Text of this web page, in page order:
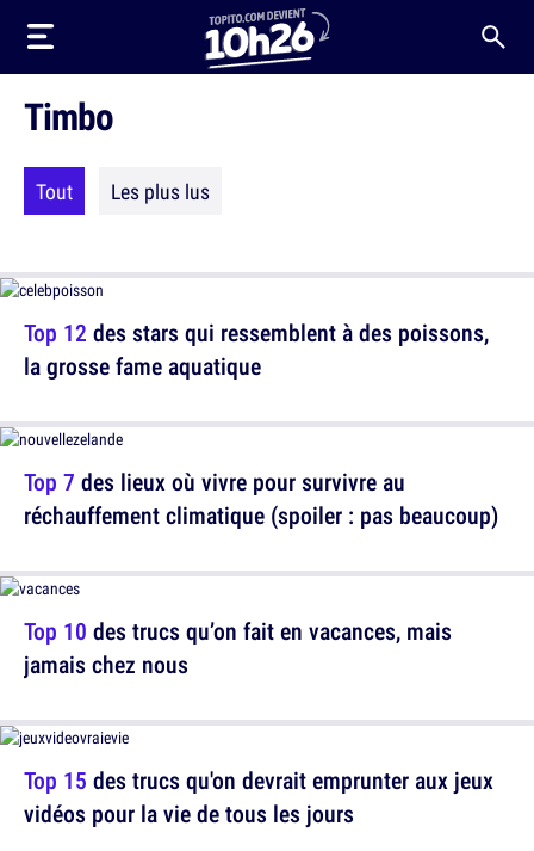
Timbo
Tout Les plus lus
Top 12 des stars qui ressemblent à des poissons,
la grosse fame aquatique
Top 10 des trucs qu’on fait en vacances, mais
jamais chez nous
Top 7 des lieux où vivre pour survivre au
réchauffement climatique (spoiler : pas beaucoup)
Top 15 des trucs qu'on devrait emprunter aux jeux
vidéos pour la vie de tous les jours